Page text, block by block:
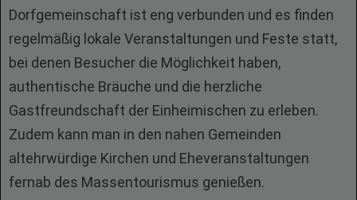
Dorfgemeinschaft ist eng verbunden und es finden
regelmäßig lokale Veranstaltungen und Feste statt,
bei denen Besucher die Möglichkeit haben,
authentische Bräuche und die herzliche
Gastfreundschaft der Einheimischen zu erleben.
Zudem kann man in den nahen Gemeinden
altehrwürdige Kirchen und Eheveranstaltungen
fernab des Massentourismus genießen.